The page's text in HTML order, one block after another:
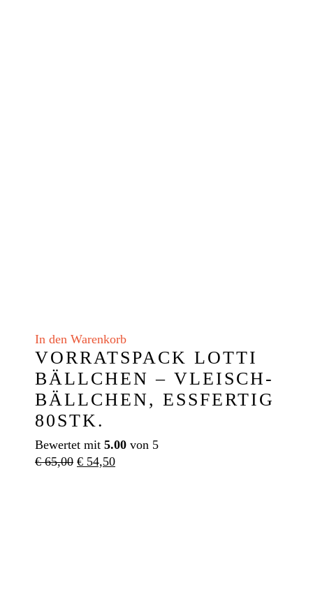
In den Warenkorb
VORRATSPACK LOTTI
BÄLLCHEN – VLEISCH-
BÄLLCHEN, ESSFERTIG
80STK.
Bewertet mit 5.00 von 5
€65,00 Ursprünglicher
€ 54,50Aktueller